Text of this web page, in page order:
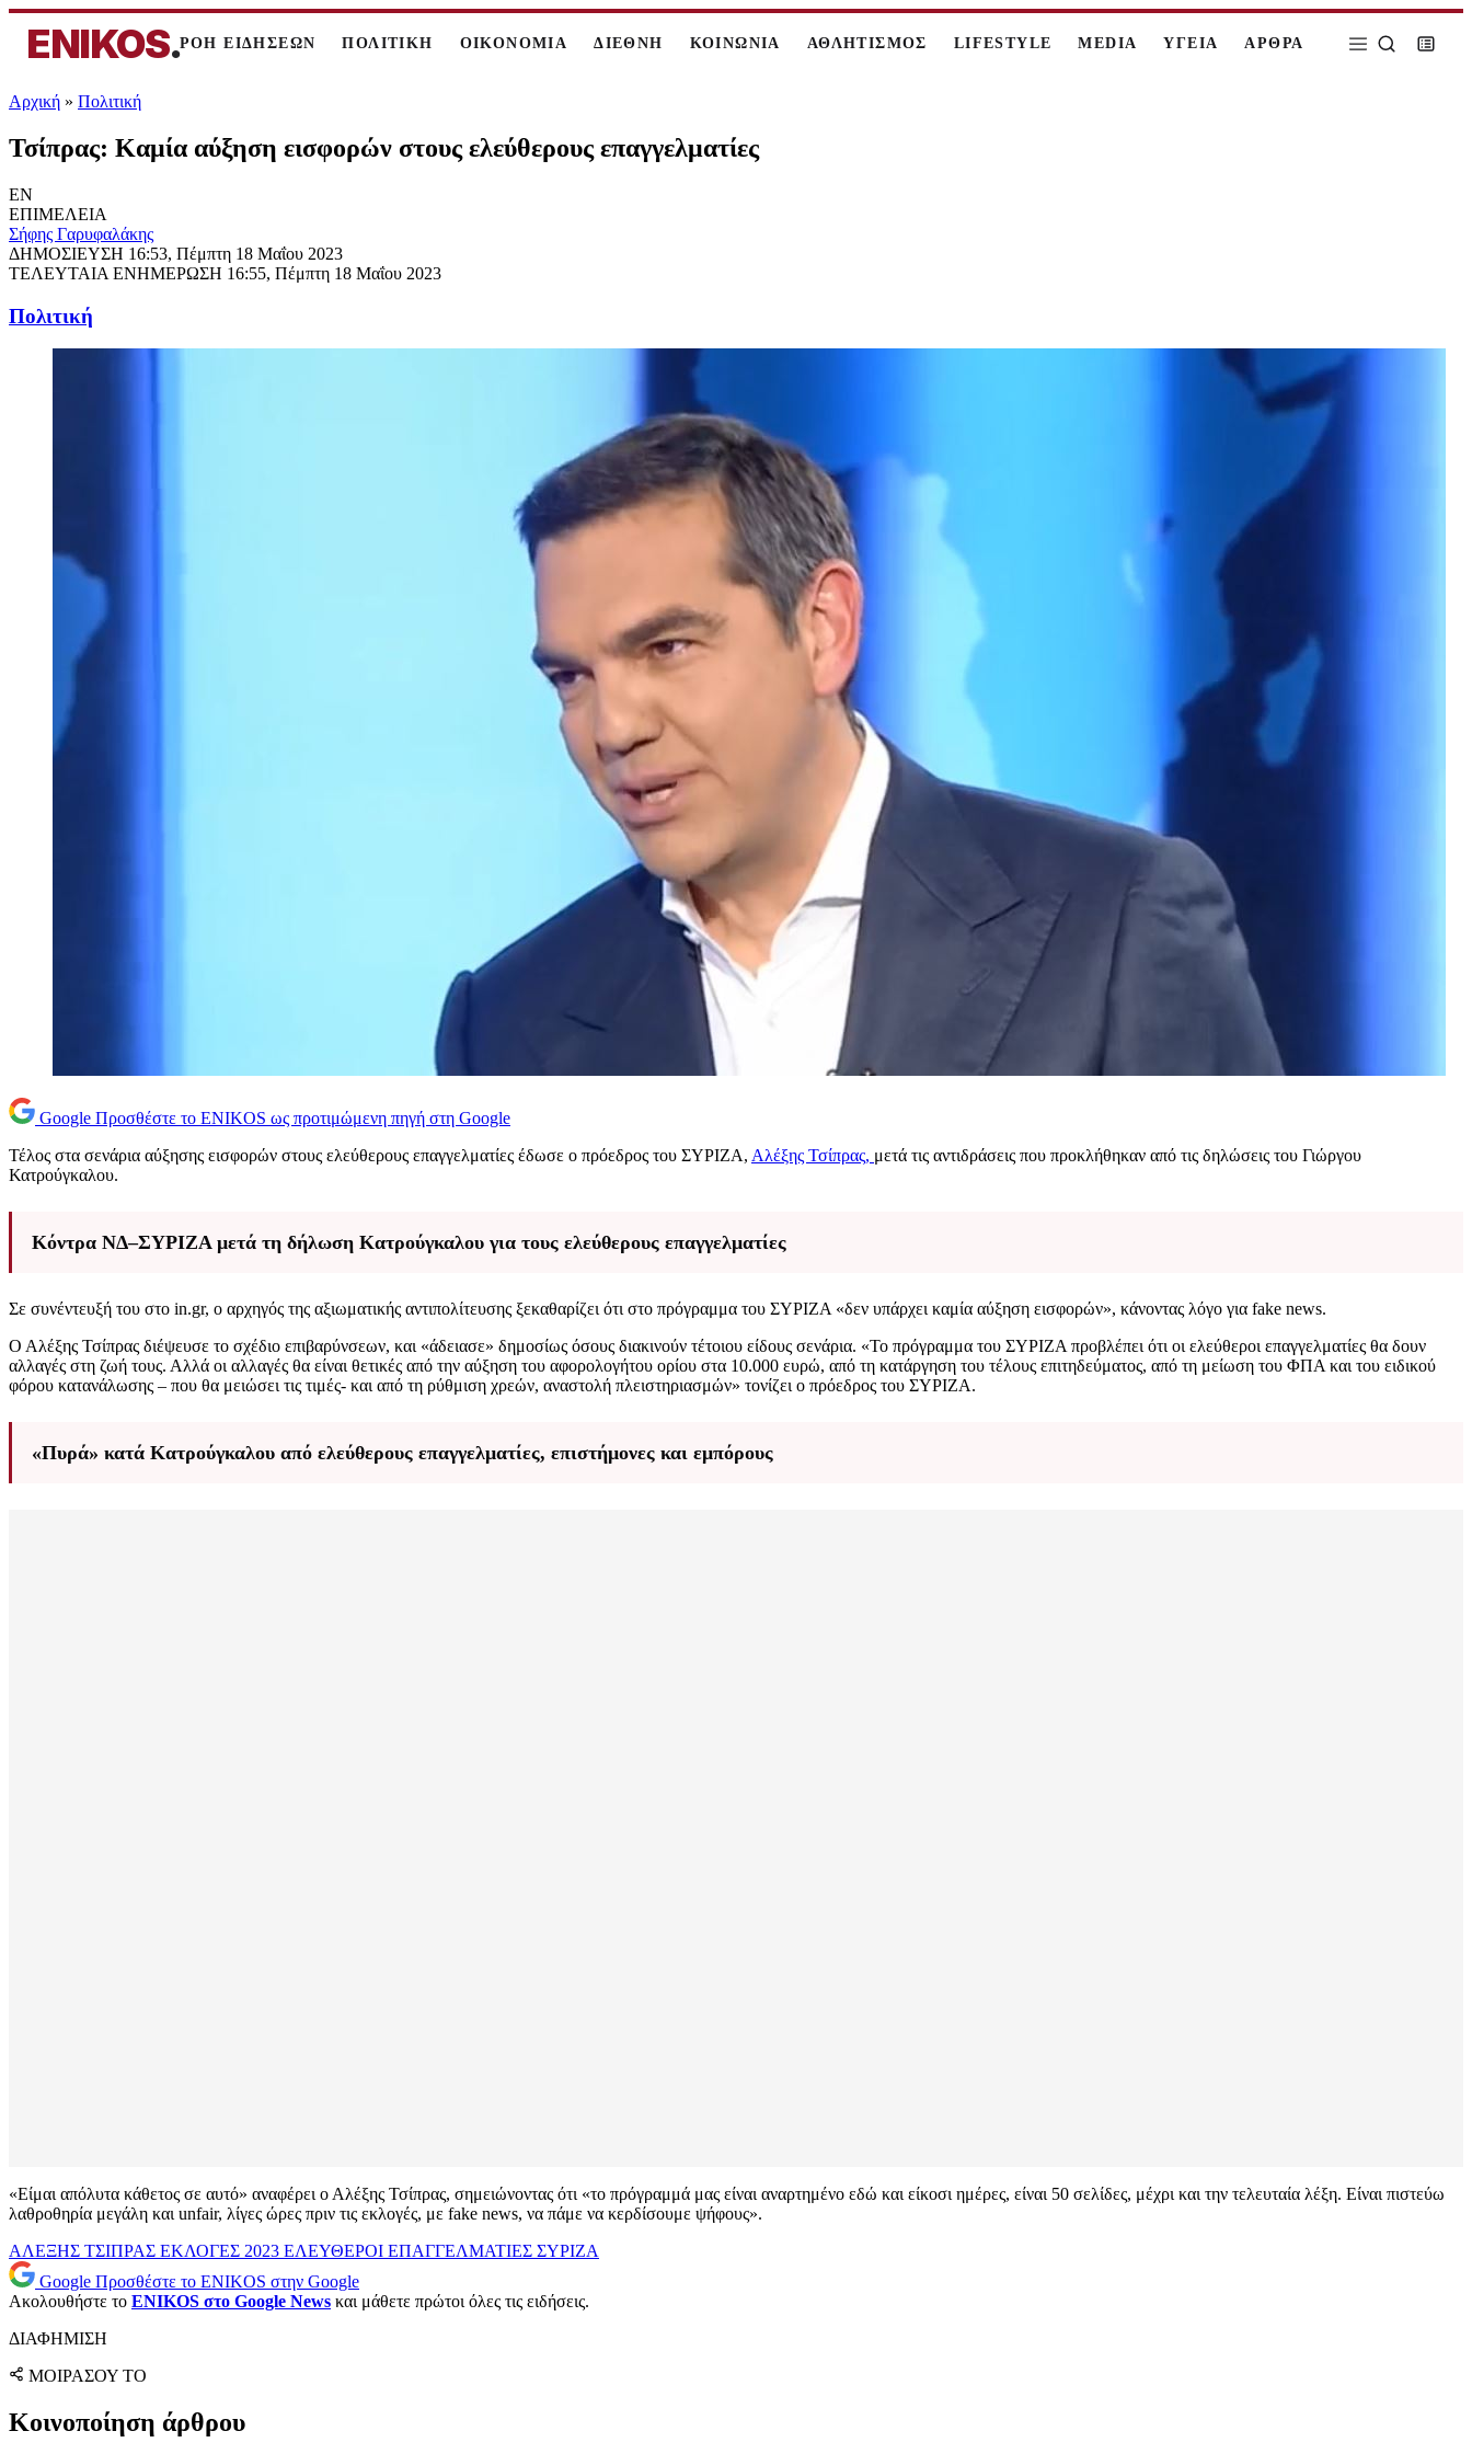
ENIKOS.ΡΟΗ ΕΙΔΗΣΕΩΝ ΠΟΛΙΤΙΚΗ ΟΙΚΟΝΟΜΙΑ ΔΙΕΘΝΗ ΚΟΙΝΩΝΙΑ ΑΘΛΗΤΙΣΜΟΣ LIFESTYLE MEDIA ΥΓΕΙΑ ΑΡΘΡΑ
Αρχική » Πολιτική
Τσίπρας: Καμία αύξηση εισφορών στους ελεύθερους επαγγελματίες
EN
ΕΠΙΜΕΛΕΙΑ
Σήφης Γαρυφαλάκης
ΔΗΜΟΣΙΕΥΣΗ 16:53, Πέμπτη 18 Μαΐου 2023
ΤΕΛΕΥΤΑΙΑ ΕΝΗΜΕΡΩΣΗ 16:55, Πέμπτη 18 Μαΐου 2023
Πολιτική
Google Προσθέστε το ENIKOS ως προτιμώμενη πηγή στη Google
Τέλος στα σενάρια αύξησης εισφορών στους ελεύθερους επαγγελματίες έδωσε ο πρόεδρος του ΣΥΡΙΖΑ, Αλέξης Τσίπρας, μετά τις αντιδράσεις που προκλήθηκαν από τις δηλώσεις του Γιώργου
Κατρούγκαλου.
Κόντρα ΝΔ–ΣΥΡΙΖΑ μετά τη δήλωση Κατρούγκαλου για τους ελεύθερους επαγγελματίες
Σε συνέντευξή του στο in.gr, ο αρχηγός της αξιωματικής αντιπολίτευσης ξεκαθαρίζει ότι στο πρόγραμμα του ΣΥΡΙΖΑ «δεν υπάρχει καμία αύξηση εισφορών», κάνοντας λόγο για fake news.
Ο Αλέξης Τσίπρας διέψευσε το σχέδιο επιβαρύνσεων, και «άδειασε» δημοσίως όσους διακινούν τέτοιου είδους σενάρια. «Το πρόγραμμα του ΣΥΡΙΖΑ προβλέπει ότι οι ελεύθεροι επαγγελματίες θα δουν
αλλαγές στη ζωή τους. Αλλά οι αλλαγές θα είναι θετικές από την αύξηση του αφορολογήτου ορίου στα 10.000 ευρώ, από τη κατάργηση του τέλους επιτηδεύματος, από τη μείωση του ΦΠΑ και του ειδικού
φόρου κατανάλωσης – που θα μειώσει τις τιμές- και από τη ρύθμιση χρεών, αναστολή πλειστηριασμών» τονίζει ο πρόεδρος του ΣΥΡΙΖΑ.
«Πυρά» κατά Κατρούγκαλου από ελεύθερους επαγγελματίες, επιστήμονες και εμπόρους
«Είμαι απόλυτα κάθετος σε αυτό» αναφέρει ο Αλέξης Τσίπρας, σημειώνοντας ότι «το πρόγραμμά μας είναι αναρτημένο εδώ και είκοσι ημέρες, είναι 50 σελίδες, μέχρι και την τελευταία λέξη. Είναι πιστεύω
λαθροθηρία μεγάλη και unfair, λίγες ώρες πριν τις εκλογές, με fake news, να πάμε να κερδίσουμε ψήφους».
ΑΛΕΞΗΣ ΤΣΙΠΡΑΣ ΕΚΛΟΓΕΣ 2023 ΕΛΕΥΘΕΡΟΙ ΕΠΑΓΓΕΛΜΑΤΙΕΣ ΣΥΡΙΖΑ
Google Προσθέστε το ENIKOS στην Google
Ακολουθήστε το ENIKOS στο Google News και μάθετε πρώτοι όλες τις ειδήσεις.
ΔΙΑΦΗΜΙΣΗ
ΜΟΙΡΑΣΟΥ ΤΟ
Κοινοποίηση άρθρου